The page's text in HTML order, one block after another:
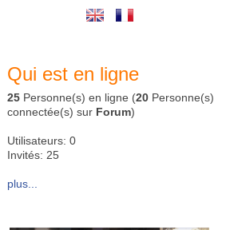
Qui est en ligne
25 Personne(s) en ligne (20 Personne(s)
connectée(s) sur Forum)
Utilisateurs: 0
Invités: 25
plus...